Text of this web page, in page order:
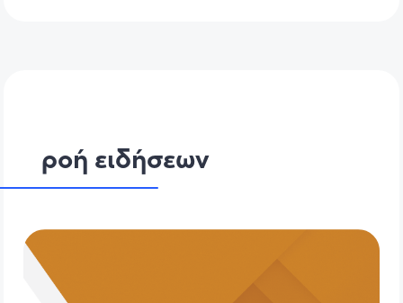
ροή ειδήσεων